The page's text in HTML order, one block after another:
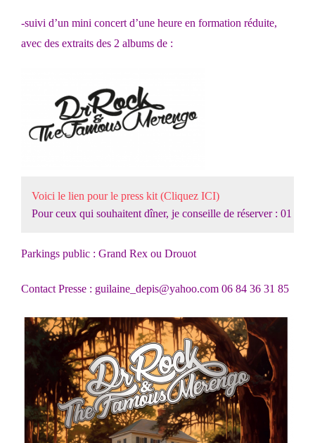
-suivi d’un mini concert d’une heure en formation réduite,
avec des extraits des 2 albums de :
Voici le lien pour le press kit (Cliquez ICI)
Pour ceux qui souhaitent dîner, je conseille de réserver : 01 47
Parkings public : Grand Rex ou Drouot
Contact Presse : guilaine_depis@yahoo.com 06 84 36 31 85